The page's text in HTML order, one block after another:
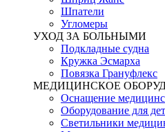
Шпатели
Угломеры
УХОД ЗА БОЛЬНЫМИ
Подкладные судна
Кружка Эсмарха
Повязка Грануфлекс
МЕДИЦИНСКОЕ
Оснащение
Оборудование для
Светильники